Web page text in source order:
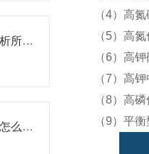
普西奥：提供各类滴定分析所需的全系列滴定液
使用浊度标准比色液之前怎么可以不了解这些！
（4）高
（5）高
（6）高
（7）高
（8）高
（9）平